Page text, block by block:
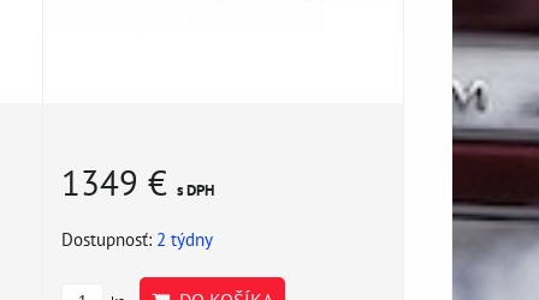
1349 €s DPH
Dostupnosť: 2 týdny